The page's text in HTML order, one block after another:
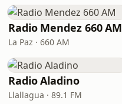
Radio Mendez 660 AM
La Paz · 660 AM
Radio Aladino
Llallagua · 89.1 FM